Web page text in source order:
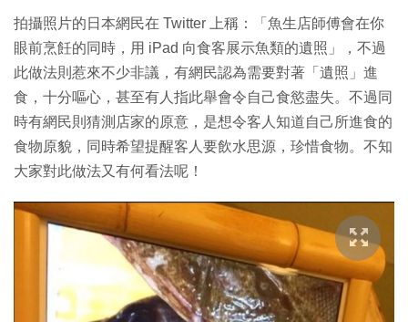
拍攝照片的日本網民在 Twitter 上稱：「魚生店師傅會在你
眼前烹飪的同時，用 iPad 向食客展示魚類的遺照」，不過
此做法則惹來不少非議，有網民認為需要對著「遺照」進
食，十分嘔心，甚至有人指此舉會令自己食慾盡失。不過同
時有網民則猜測店家的原意，是想令客人知道自己所進食的
食物原貌，同時希望提醒客人要飲水思源，珍惜食物。不知
大家對此做法又有何看法呢！